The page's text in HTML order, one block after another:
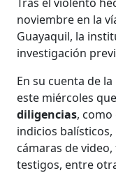
noviembre en la
Guayaquil, la
investigación
En su cuenta de
este miércoles
diligencias,
indicios
cámaras de
testigos, entre